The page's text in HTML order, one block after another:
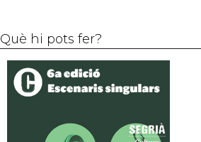
Què hi pots fer?